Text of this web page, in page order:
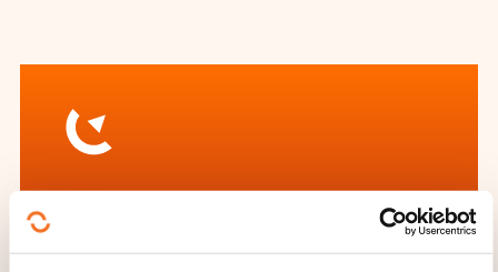
Weiterbildungsinstitut